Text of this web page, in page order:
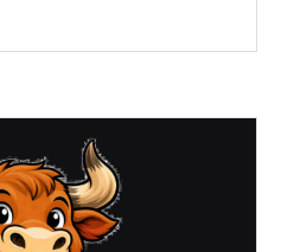
Octubre
2025)